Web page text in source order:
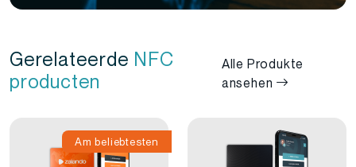
Gerelateerde NFC
producten
Alle Produkte
ansehen
Am beliebtesten